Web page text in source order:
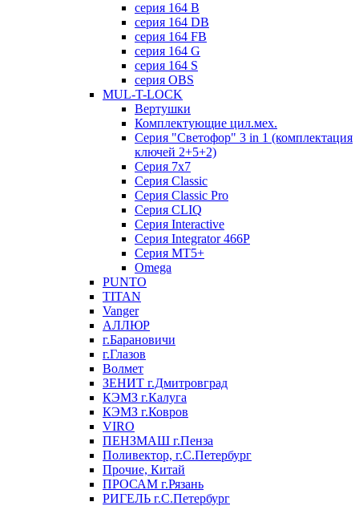
серия 164 B
серия 164 DB
серия 164 FB
серия 164 G
серия 164 S
серия OBS
MUL-T-LOCK
Вертушки
Комплектующие цил.мех.
Серия "Светофор" 3 in 1 (комплектация
ключей 2+5+2)
Серия 7х7
Серия Classic
Серия Classic Pro
Серия CLIQ
Серия Interactive
Серия Integrator 466P
Серия MT5+
Omega
PUNTO
TITAN
Vanger
АЛЛЮР
г.Барановичи
г.Глазов
Волмет
ЗЕНИТ г.Дмитровград
КЭМЗ г.Калуга
КЭМЗ г.Ковров
VIRO
ПЕНЗМАШ г.Пенза
Поливектор, г.С.Петербург
Прочие, Китай
ПРОСАМ г.Рязань
РИГЕЛЬ г.С.Петербург